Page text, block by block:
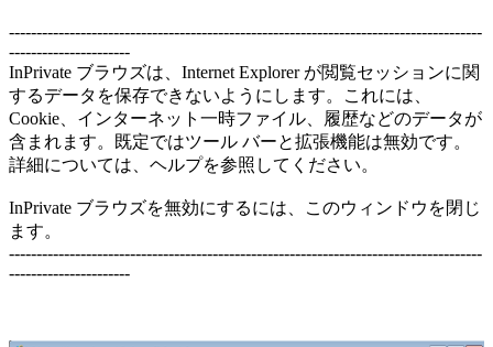
--------------------------------------------------------------------------------------
----------------------
InPrivate ブラウズは、Internet Explorer が閲覧セッションに関
するデータを保存できないようにします。これには、
Cookie、インターネット一時ファイル、履歴などのデータが
含まれます。既定ではツール バーと拡張機能は無効です。
詳細については、ヘルプを参照してください。
InPrivate ブラウズを無効にするには、このウィンドウを閉じ
ます。
--------------------------------------------------------------------------------------
----------------------